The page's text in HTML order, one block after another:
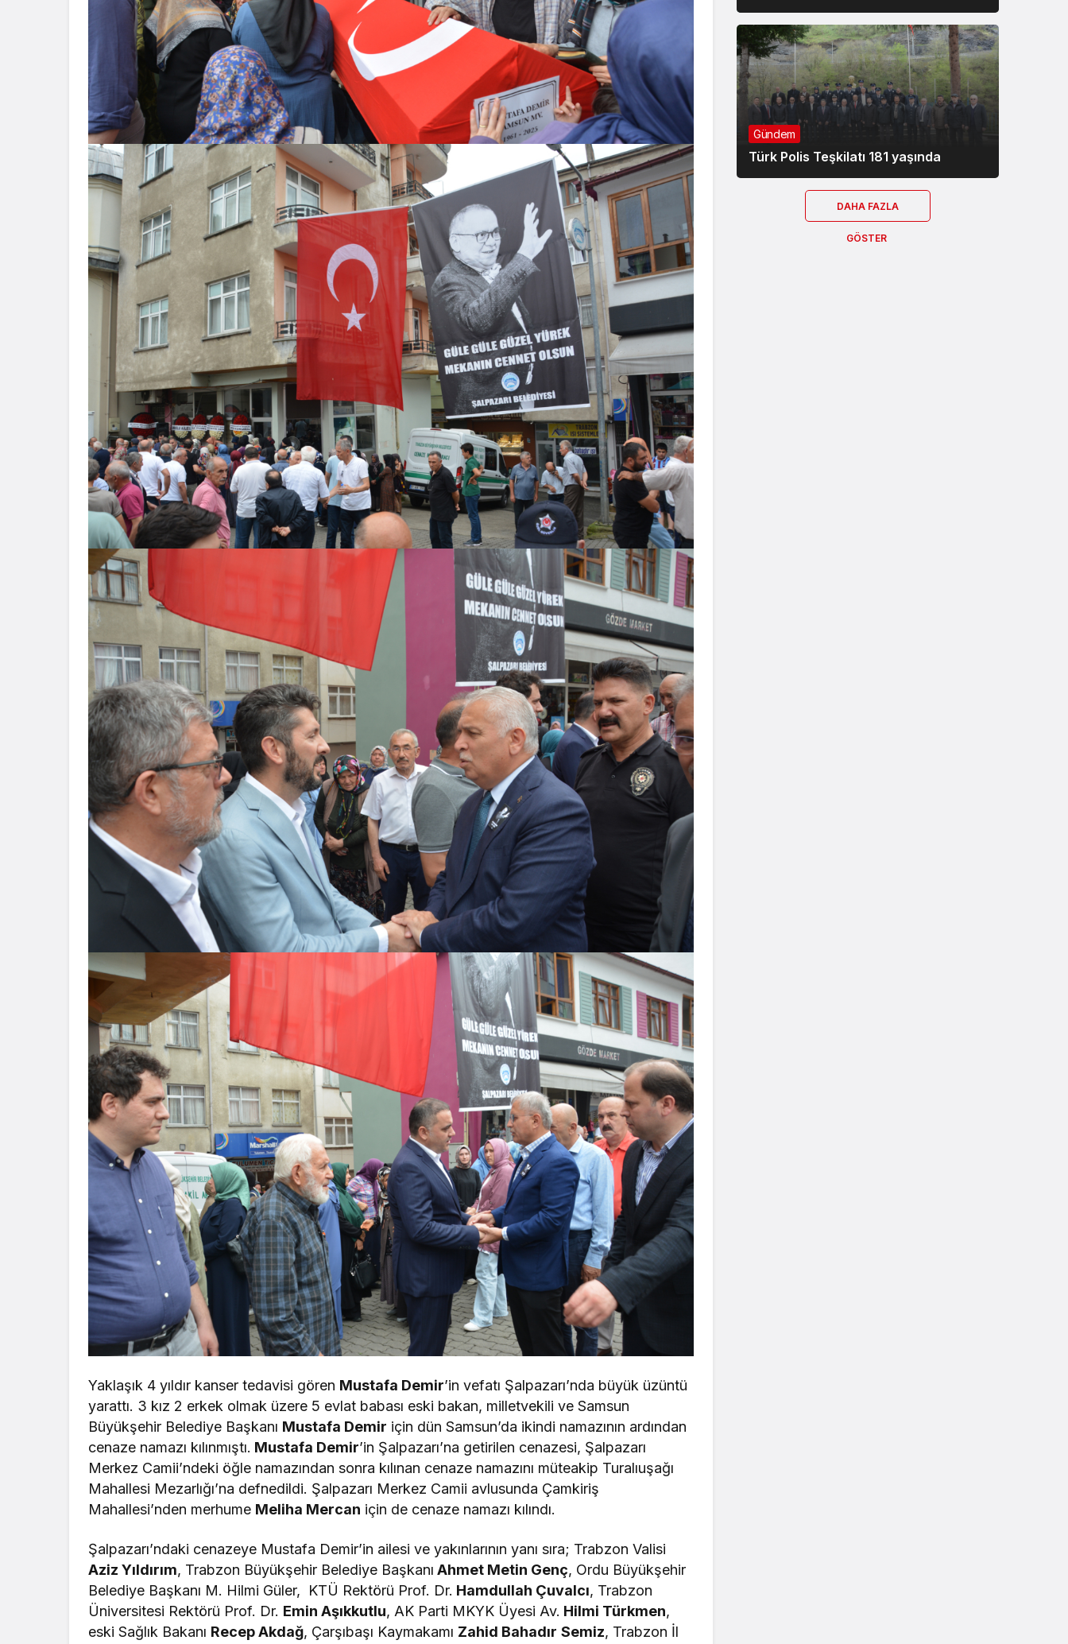
Yaklaşık 4 yıldır kanser tedavisi gören Mustafa Demir’in vefatı Şalpazarı’nda büyük üzüntü
yarattı. 3 kız 2 erkek olmak üzere 5 evlat babası eski bakan, milletvekili ve Samsun
Büyükşehir Belediye Başkanı Mustafa Demir için dün Samsun’da ikindi namazının ardından
cenaze namazı kılınmıştı. Mustafa Demir’in Şalpazarı’na getirilen cenazesi, Şalpazarı
Merkez Camii’ndeki öğle namazından sonra kılınan cenaze namazını müteakip Turalıuşağı
Mahallesi Mezarlığı’na defnedildi. Şalpazarı Merkez Camii avlusunda Çamkiriş
Mahallesi’nden merhume Meliha Mercan için de cenaze namazı kılındı.
Şalpazarı’ndaki cenazeye Mustafa Demir’in ailesi ve yakınlarının yanı sıra; Trabzon Valisi
Aziz Yıldırım, Trabzon Büyükşehir Belediye Başkanı Ahmet Metin Genç, Ordu Büyükşehir
Belediye Başkanı M. Hilmi Güler, KTÜ Rektörü Prof. Dr. Hamdullah Çuvalcı, Trabzon
Üniversitesi Rektörü Prof. Dr. Emin Aşıkkutlu, AK Parti MKYK Üyesi Av. Hilmi Türkmen,
eski Sağlık Bakanı Recep Akdağ, Çarşıbaşı Kaymakamı Zahid Bahadır Semiz, Trabzon İl
Gündem
Türk Polis Teşkilatı 181 yaşında
DAHA FAZLA
GÖSTER